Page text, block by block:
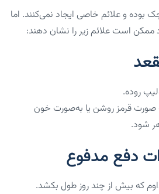
بوده و علائم خاصی ایجاد نمی‌کنند. اما
ممکن است علائم زیر را نشان دهند:
روده.
قرمز روشن یا به‌صورت خون
شود.
دفع مدفوع
که بیش از چند روز طول بکشد.